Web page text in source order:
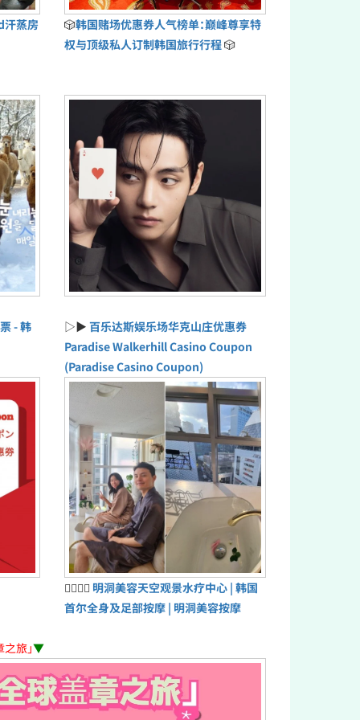
汗蒸房 🎲韩国赌场优惠券人气榜单：巅峰尊享特
权与顶级私人订制韩国旅行行程🎲
- 韩 ▷▶百乐达斯娱乐场华克山庄优惠券
Paradise Walkerhill Casino Coupon
(Paradise Casino Coupon)
💆‍♀️💆‍♂️ 明洞美容天空观景水疗中心 | 韩国
首尔全身及足部按摩 | 明洞美容按摩
旅」▼